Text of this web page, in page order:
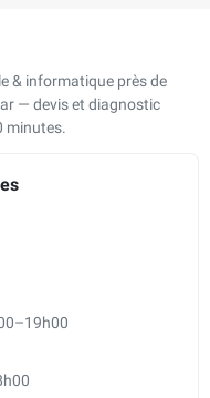
& informatique près de
— devis et diagnostic
minutes.